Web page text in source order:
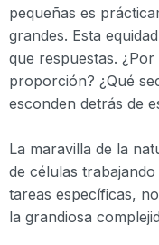
pequeñas es
grandes. Esta
que respuestas.
proporción? ¿Qué
esconden detrás de
La maravilla de la
de células
tareas específicas,
la grandiosa